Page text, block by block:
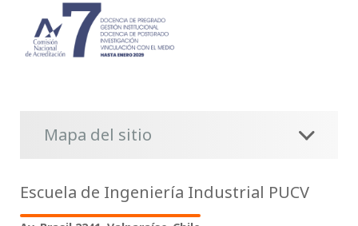
Mapa del sitio
Escuela de Ingeniería Industrial PUCV